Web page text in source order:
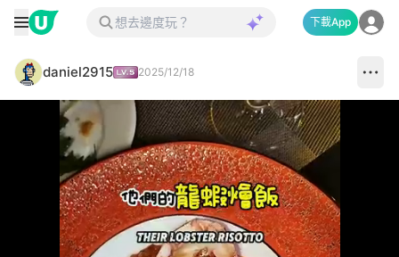
下載App
daniel2915 2025/12/18